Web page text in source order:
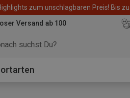
zum unschlagbaren Preis! Bis
Versand ab 100